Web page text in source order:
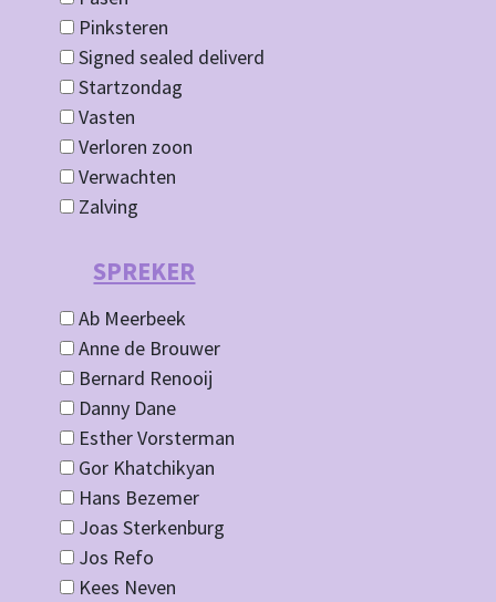
Pinksteren
Signed sealed deliverd
Startzondag
Vasten
Verloren zoon
Verwachten
Zalving
SPREKER
Ab Meerbeek
Anne de Brouwer
Bernard Renooij
Danny Dane
Esther Vorsterman
Gor Khatchikyan
Hans Bezemer
Joas Sterkenburg
Jos Refo
Kees Neven